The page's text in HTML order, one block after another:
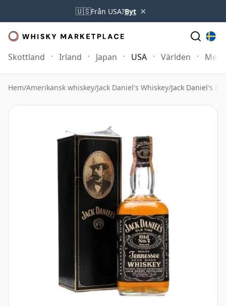
🇺🇸Från USA?Byt ×
Skottland Irland Japan USA Världen Mer
Hem/Amerikansk whiskey/Jack Daniel's Whiskey/Jack Daniel's